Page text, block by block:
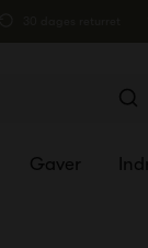
Gaver